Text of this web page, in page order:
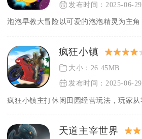
发布时间：2025-06-29
疯狂小镇
大小：26.45MB
发布时间：2025-06-29
天道主宰世界